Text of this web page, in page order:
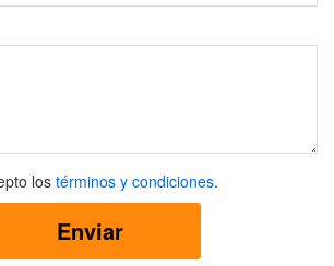
los términos y condiciones.
Enviar